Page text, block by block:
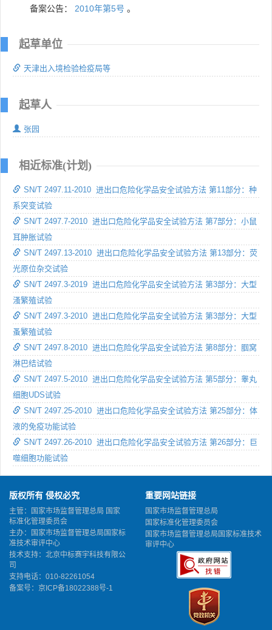
备案公告： 2010年第5号 。
起草单位
天津出入境检验检疫局等
起草人
张园
相近标准(计划)
SN/T 2497.11-2010 进出口危险化学品安全试验方法 第11部分：种
系突变试验
SN/T 2497.7-2010 进出口危险化学品安全试验方法 第7部分：小鼠
耳肿胀试验
SN/T 2497.13-2010 进出口危险化学品安全试验方法 第13部分：荧
光原位杂交试验
SN/T 2497.3-2019 进出口危险化学品安全试验方法 第3部分：大型
溞繁殖试验
SN/T 2497.3-2010 进出口危险化学品安全试验方法 第3部分：大型
蚤繁殖试验
SN/T 2497.8-2010 进出口危险化学品安全试验方法 第8部分：腘窝
淋巴结试验
SN/T 2497.5-2010 进出口危险化学品安全试验方法 第5部分：睾丸
细胞UDS试验
SN/T 2497.25-2010 进出口危险化学品安全试验方法 第25部分：体
液的免疫功能试验
SN/T 2497.26-2010 进出口危险化学品安全试验方法 第26部分：巨
噬细胞功能试验
版权所有 侵权必究
主管：国家市场监督管理总局 国家
标准化管理委员会
主办：国家市场监督管理总局国家标
准技术审评中心
技术支持：北京中标赛宇科技有限公
司
支持电话：010-82261054
备案号： 京ICP备18022388号-1
重要网站链接
国家市场监督管理总局
国家标准化管理委员会
国家市场监督管理总局国家标准技术
审评中心